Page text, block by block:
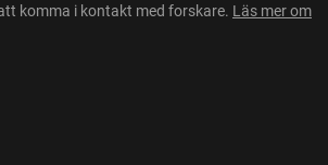
komma i kontakt med forskare. Läs mer om